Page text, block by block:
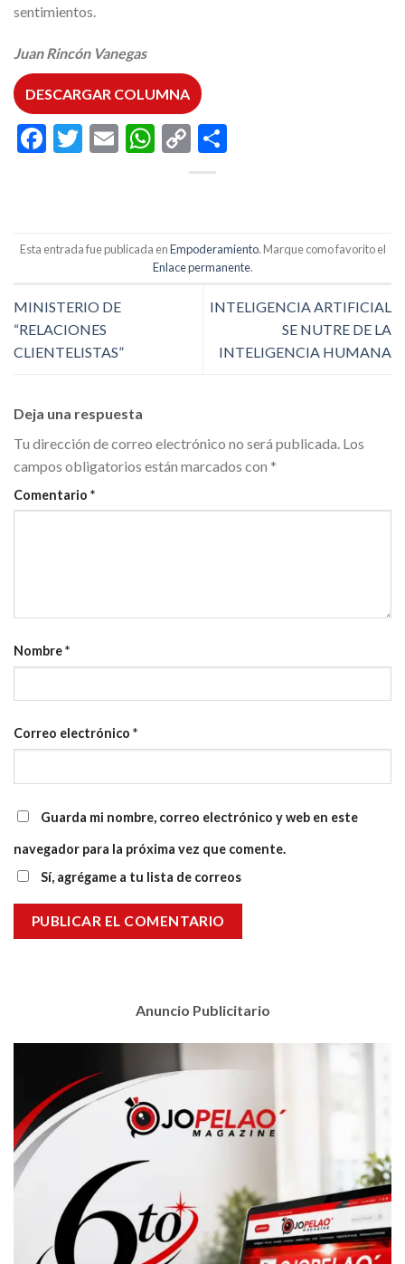
sentimientos.
Juan Rincón Vanegas
DESCARGAR COLUMNA
Facebook
Twitter
EmailWhatsApp
Copy
Link
Esta entrada fue publicada enEmpoderamiento. Marque como favorito el
Enlace permanente.
MINISTERIO DE
“RELACIONES
CLIENTELISTAS”
INTELIGENCIA ARTIFICIAL
SE NUTRE DE LA
INTELIGENCIA HUMANA
Deja una respuesta
Tu dirección de correo electrónico no será publicada. Los
campos obligatorios están marcados con *
Comentario *
Nombre*
Correo electrónico *
Guarda mi nombre, correo electrónico y web en este
navegador para la próxima vez que comente.
Sí, agrégame a tu lista de correos
Anuncio Publicitario